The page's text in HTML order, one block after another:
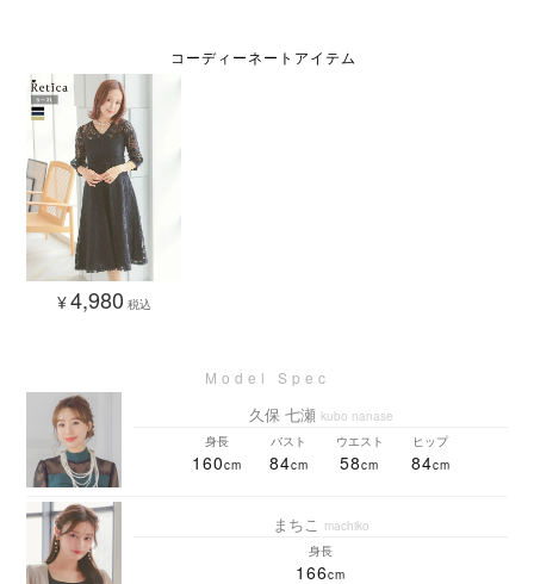
¥4,980 税込
久保 七瀬 kubo nanase
身長
160
バスト
84
ウエスト
58
ヒップ
84
まちこ machiko
身長
166